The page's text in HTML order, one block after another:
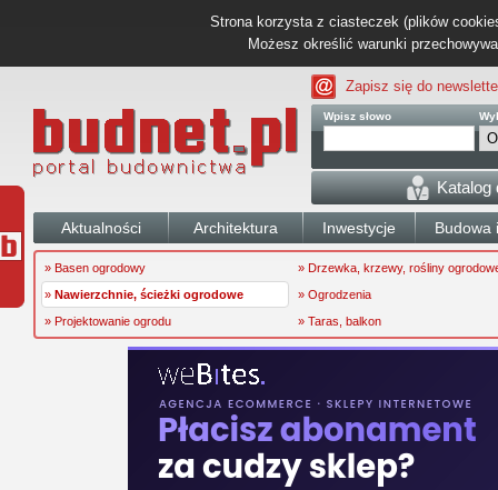
Strona korzysta z ciasteczek (plików
Możesz określić warunki
Zapisz się do
Wpisz słowo
Katalog
Aktualności Architektura Inwestycje Budowa
» Basen ogrodowy
» Drzewka, krzewy, rośliny
» Nawierzchnie, ścieżki ogrodowe
» Ogrodzenia
» Projektowanie ogrodu
» Taras, balkon